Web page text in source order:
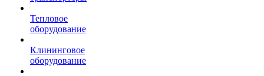
Тепловое
оборудование
Клининговое
оборудование